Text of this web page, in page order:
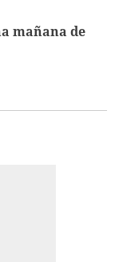
mañana de